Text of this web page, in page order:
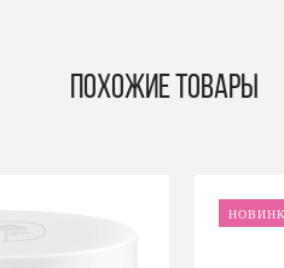
Похожие товары